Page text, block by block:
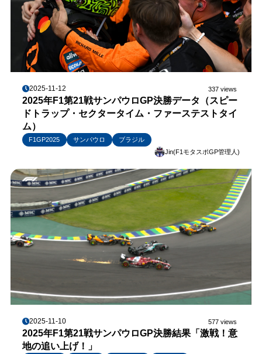
2025-11-12 337 views
2025年F1第21戦サンパウロGP決勝データ（スピー
ドトラップ・セクタータイム・ファーステストタイ
ム）
F1GP2025 サンパウロ
ブラジル
Jin(F1モタスポGP管理人)
2025-11-10 577 views
2025年F1第21戦サンパウロGP決勝結果「激戦！意
地の追い上げ！」